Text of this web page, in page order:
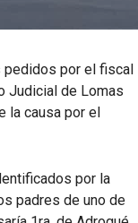
pedidos por el fiscal
Judicial de Lomas
la causa por el
por la
padres de uno de